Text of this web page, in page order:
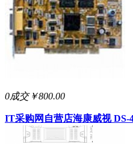
0成交￥800.00
IT采购网自营店海康威视 DS-